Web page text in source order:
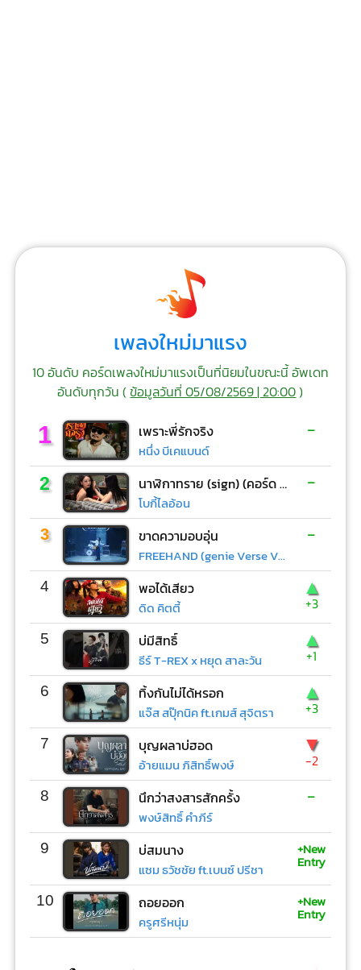
เพลงใหม่มาแรง
10 อันดับ คอร์ดเพลงใหม่มาแรงเป็นที่นิยมในขณะนี้ อัพเดท
อันดับทุกวัน (ข้อมูลวันที่ 05/08/2569 | 20:00)
1 เพราะพี่รักจริง
หนึ่ง บีเคแบนด์
-
2 นาฬิกาทราย (sign) (คอร์ด ง่ายๆ)
โบกี้ไลอ้อน
-
3 ขาดความอบอุ่น
FREEHAND (genie Verse Vol.1)
-
4 พอได้เสียว
ดิด คิตตี้
▲
+3
5 บ่มีสิทธิ์
ธีร์ T-REX x หยุด สาละวัน
▲
+1
6 ทิ้งกันไม่ได้หรอก
แจ๊ส สปุ๊กนิค ft.เกมส์ สุจิตรา
▲
+3
7 บุญผลาบ่ฮอด
อ้ายแมน ภิสิทธิ์พงษ์
▼
-2
8 นึกว่าสงสารสักครั้ง
พงษ์สิทธิ์ คำภีร์
-
9 บ่สมนาง
แซม ธวัชชัย ft.เบนซ์ ปรีชา
+New
Entry
10 ถอยออก
ครูศรีหนุ่ม
+New
Entry